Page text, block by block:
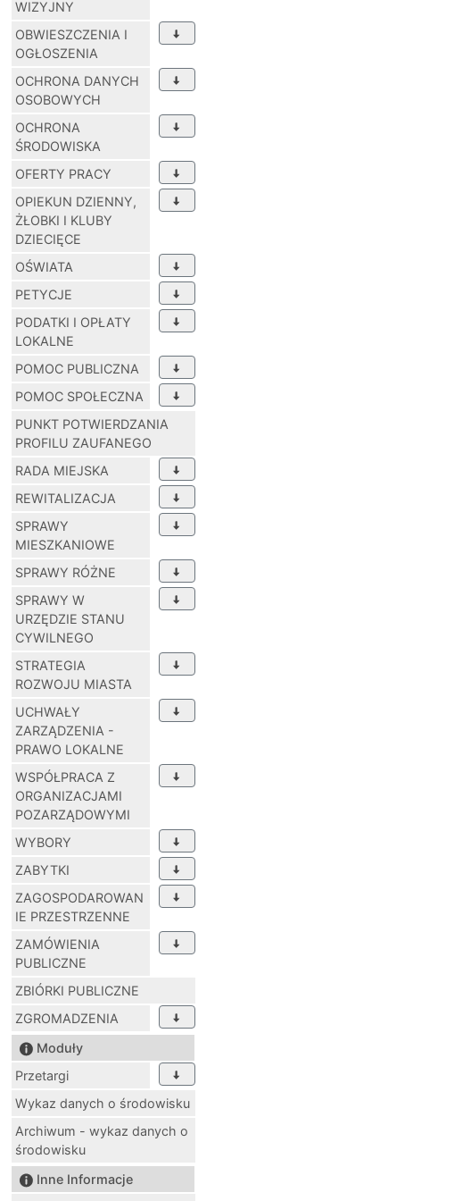
WIZYJNY
OBWIESZCZENIA I
OGŁOSZENIA
OCHRONA DANYCH
OSOBOWYCH
OCHRONA
ŚRODOWISKA
OFERTY PRACY
OPIEKUN DZIENNY,
ŻŁOBKI I KLUBY
DZIECIĘCE
OŚWIATA
PETYCJE
PODATKI I OPŁATY
LOKALNE
POMOC PUBLICZNA
POMOC SPOŁECZNA
PUNKT POTWIERDZANIA
PROFILU ZAUFANEGO
RADA MIEJSKA
REWITALIZACJA
SPRAWY
MIESZKANIOWE
SPRAWY RÓŻNE
SPRAWY W
URZĘDZIE STANU
CYWILNEGO
STRATEGIA
ROZWOJU MIASTA
UCHWAŁY
ZARZĄDZENIA -
PRAWO LOKALNE
WSPÓŁPRACA Z
ORGANIZACJAMI
POZARZĄDOWYMI
WYBORY
ZABYTKI
ZAGOSPODAROWAN
IE PRZESTRZENNE
ZAMÓWIENIA
PUBLICZNE
ZBIÓRKI PUBLICZNE
ZGROMADZENIA
Moduły
Przetargi
Wykaz danych o środowisku
Archiwum - wykaz danych o
środowisku
Inne Informacje